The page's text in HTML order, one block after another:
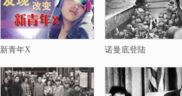
新青年X 诺曼底登陆